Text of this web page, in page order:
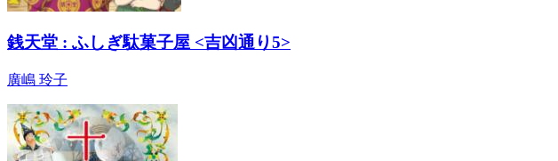
銭天堂 : ふしぎ駄菓子屋 <吉凶通り5>
廣嶋 玲子